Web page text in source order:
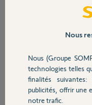
Sécurité
Domotique
J'ai rempli le formulaire
0203 5926 6066 il y a
Nicole G.
il y a plus de 5 ans
Nous
Nous (Groupe
technologies telles
finalités
publicités, offrir une
notre trafic.